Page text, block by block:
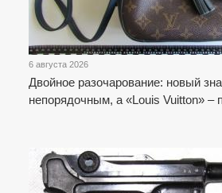
6 августа 2026
Двойное разочарование: новый
непорядочным, а «Louis Vuitton» –